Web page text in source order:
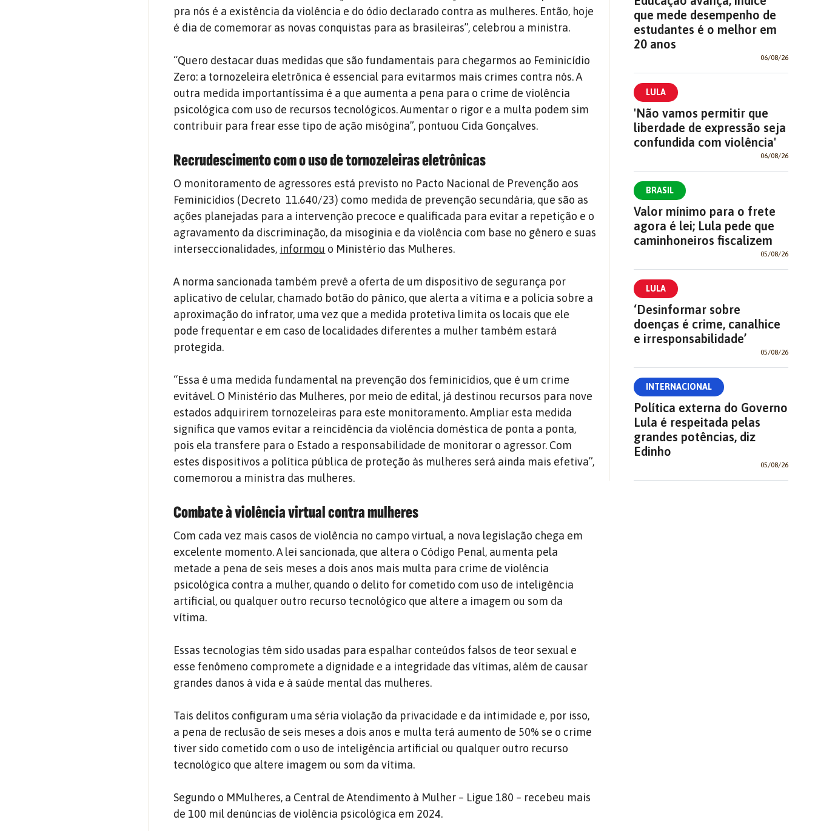
pra nós é a existência da violência e do ódio declarado contra as mulheres. Então, hoje
é dia de comemorar as novas conquistas para as brasileiras”, celebrou a ministra.
“Quero destacar duas medidas que são fundamentais para chegarmos ao Feminicídio
Zero: a tornozeleira eletrônica é essencial para evitarmos mais crimes contra nós. A
outra medida importantíssima é a que aumenta a pena para o crime de violência
psicológica com uso de recursos tecnológicos. Aumentar o rigor e a multa podem sim
contribuir para frear esse tipo de ação misógina”, pontuou Cida Gonçalves.
Recrudescimento com o uso de tornozeleiras eletrônicas
O monitoramento de agressores está previsto no Pacto Nacional de Prevenção aos
Feminicídios (Decreto 11.640/23) como medida de prevenção secundária, que são as
ações planejadas para a intervenção precoce e qualificada para evitar a repetição e o
agravamento da discriminação, da misoginia e da violência com base no gênero e suas
interseccionalidades, informou o Ministério das Mulheres.
A norma sancionada também prevê a oferta de um dispositivo de segurança por
aplicativo de celular, chamado botão do pânico, que alerta a vítima e a polícia sobre a
aproximação do infrator, uma vez que a medida protetiva limita os locais que ele
pode frequentar e em caso de localidades diferentes a mulher também estará
protegida.
“Essa é uma medida fundamental na prevenção dos feminicídios, que é um crime
evitável. O Ministério das Mulheres, por meio de edital, já destinou recursos para nove
estados adquirirem tornozeleiras para este monitoramento. Ampliar esta medida
significa que vamos evitar a reincidência da violência doméstica de ponta a ponta,
pois ela transfere para o Estado a responsabilidade de monitorar o agressor. Com
estes dispositivos a política pública de proteção às mulheres será ainda mais efetiva”,
comemorou a ministra das mulheres.
Combate à violência virtual contra mulheres
Com cada vez mais casos de violência no campo virtual, a nova legislação chega em
excelente momento. A lei sancionada, que altera o Código Penal, aumenta pela
metade a pena de seis meses a dois anos mais multa para crime de violência
psicológica contra a mulher, quando o delito for cometido com uso de inteligência
artificial, ou qualquer outro recurso tecnológico que altere a imagem ou som da
vítima.
Essas tecnologias têm sido usadas para espalhar conteúdos falsos de teor sexual e
esse fenômeno compromete a dignidade e a integridade das vítimas, além de causar
grandes danos à vida e à saúde mental das mulheres.
Tais delitos configuram uma séria violação da privacidade e da intimidade e, por isso,
a pena de reclusão de seis meses a dois anos e multa terá aumento de 50% se o crime
tiver sido cometido com o uso de inteligência artificial ou qualquer outro recurso
tecnológico que altere imagem ou som da vítima.
Segundo o MMulheres, a Central de Atendimento à Mulher – Ligue 180 – recebeu mais
de 100 mil denúncias de violência psicológica em 2024.
que mede desempenho de
estudantes é o melhor em
20 anos
06/08/26
LULA
'Não vamos permitir que
liberdade de expressão seja
confundida com violência'
06/08/26
BRASIL
Valor mínimo para o frete
agora é lei; Lula pede que
caminhoneiros fiscalizem
05/08/26
LULA
‘Desinformar sobre
doenças é crime, canalhice
e irresponsabilidade’
05/08/26
INTERNACIONAL
Política externa do Governo
Lula é respeitada pelas
grandes potências, diz
Edinho
05/08/26